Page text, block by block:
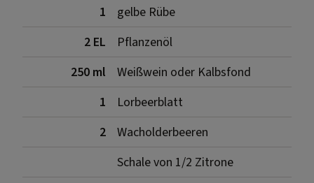
1
gelbe Rübe
2 EL
Pflanzenöl
250 ml
Weißwein oder Kalbsfond
1
Lorbeerblatt
2
Wacholderbeeren
Schale von 1/2 Zitrone